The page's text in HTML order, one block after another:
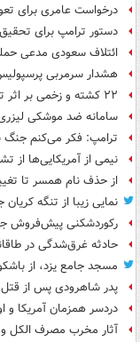
درخواست عامری برای
دستور ترامپ برای
ائتلاف سعودی مدعی
هشدار سرمربی
۲۲ کشته و زخمی بر اثر تیراندازی در یک مدرسه در تایلند+ فیلم
سامانه ضد موشکی
ترامپ: فکر می‌کنم جنگ
نیمی از آمریکایی‌ها
از حذف نام همسر تا
نمایی زیبا از تنگه
رکوردشکنی پیش‌فروش
حادثه غرق‌شدگی در طاقانک ۲ قربانی
مسجد جامع یزد، از
پدر شاهرودی پس از
دردسر همزمان آمریکا و
آثار مخرب مصرف الکل و